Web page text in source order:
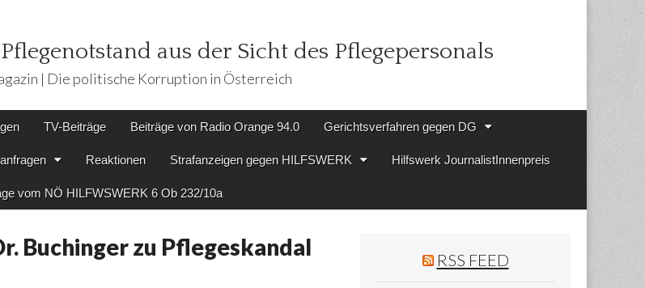
aus der Sicht des Pflegepersonals
| Die politische Korruption in Österreich
TV-Beiträge Beiträge von Radio Orange 94.0 Gerichtsverfahren gegen DG
Reaktionen Strafanzeigen gegen HILFSWERK Hilfswerk JournalistInnenpreis
vom NÖ HILFWSWERK 6 Ob 232/10a
Buchinger zu Pflegeskandal
RSS FEED